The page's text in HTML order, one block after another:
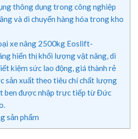
thông dụng trong công nghiệp
và di chuyển hàng hóa trong kho
xe nâng 2500kg Eoslift-
hiển thị khối lượng vật nâng, di
kiệm sức lao động, giá thành rẻ
sản xuất theo tiêu chí chất lượng
ben được nhập trực tiếp từ Đức
sản phẩm